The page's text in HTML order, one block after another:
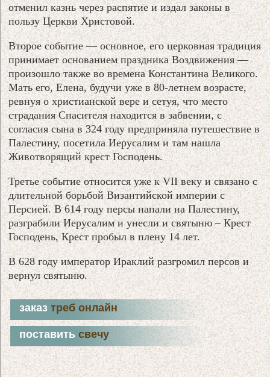
отменил казнь через распятие и издал законы в
пользу Церкви Христовой.
Второе событие — основное, его церковная традиция
принимает основанием праздника Воздвижения —
произошло также во времена Константина Великого.
Мать его, Елена, будучи уже в 80-летнем возрасте,
ревнуя о христианской вере и сетуя, что место
страдания Спасителя находится в забвении, с
согласия сына в 324 году предприняла путешествие в
Палестину, посетила Иерусалим и там нашла
Животворящий крест Господень.
Третье событие относится уже к VII веку и связано с
длительной борьбой Византийской империи с
Персией. В 614 году персы напали на Палестину,
разграбили Иерусалим и унесли и святыню – Крест
Господень, Крест пробыл в плену 14 лет.
В 628 году император Ираклий разгромил персов и
вернул святыню.
заказтреб онлайн
поставитьсвечу